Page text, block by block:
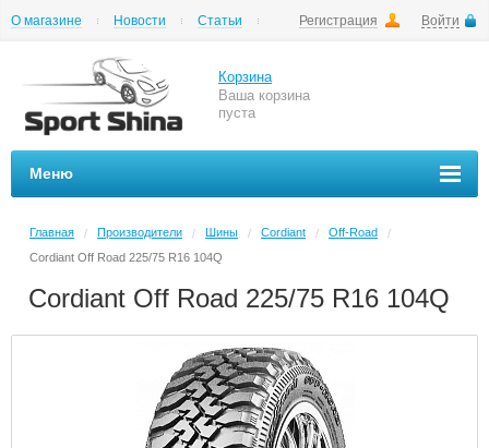
Регистрация Войти
О магазине Новости
Статьи
Корзина
Ваша корзина
пуста
Меню
Главная / Производители / Шины / Cordiant / Off-Road
/
Cordiant Off Road 225/75 R16 104Q
Cordiant Off Road 225/75 R16 104Q